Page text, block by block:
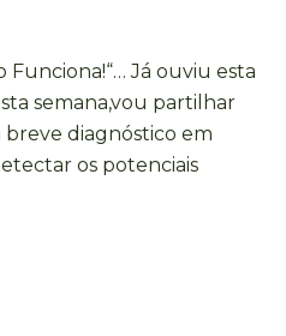
Funciona!“… Já ouviu esta
semana,vou partilhar
diagnóstico em
os potenciais